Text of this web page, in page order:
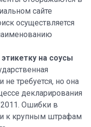
сайте
осуществляется
на соусы
не требуется, но она
декларирования
2011. Ошибки в
к крупным штрафам